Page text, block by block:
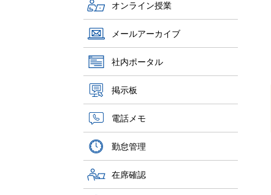
オンライン授業
メールアーカイブ
社内ポータル
掲示板
電話メモ
勤怠管理
在席確認